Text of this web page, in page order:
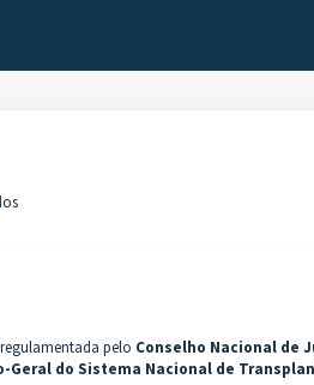
pelo Conselho Nacional de
Geral do Sistema Nacional de